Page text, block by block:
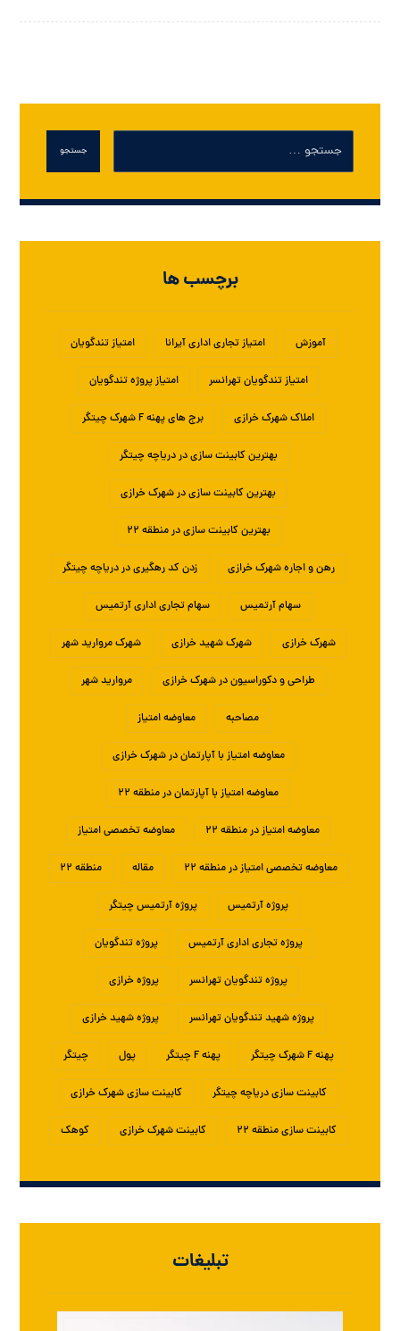
جستجو
برچسب ها
آموزش امتیاز تجاری اداری آیرانا امتیاز تندگویان
امتیاز تندگویان تهرانسر امتیاز پروژه تندگویان
املاک شهرک خرازی برج های پهنه F شهرک چیتگر
بهترین کابینت سازی در دریاچه چیتگر
بهترین کابینت سازی در شهرک خرازی
بهترین کابینت سازی در منطقه ۲۲
رهن و اجاره شهرک خرازی زدن کد رهگیری در دریاچه چیتگر
سهام آرتمیس سهام تجاری اداری آرتمیس
شهرک خرازی شهرک شهید خرازی شهرک مروارید شهر
طراحی و دکوراسیون در شهرک خرازی مروارید شهر
مصاحبه معاوضه امتیاز
معاوضه امتیاز با آپارتمان در شهرک خرازی
معاوضه امتیاز با آپارتمان در منطقه ۲۲
معاوضه امتیاز در منطقه ۲۲ معاوضه تخصصی امتیاز
معاوضه تخصصی امتیاز در منطقه ۲۲ مقاله منطقه ۲۲
پروژه آرتمیس پروژه آرتمیس چیتگر
پروژه تجاری اداری آرتمیس پروژه تندگویان
پروژه تندگویان تهرانسر پروژه خرازی
پروژه شهید تندگویان تهرانسر پروژه شهید خرازی
پهنه F شهرک چیتگر پهنه F چیتگر پول چیتگر
کابینت سازی دریاچه چیتگر کابینت سازی شهرک خرازی
کابینت سازی منطقه ۲۲ کابینت شهرک خرازی کوهک
تبلیغات